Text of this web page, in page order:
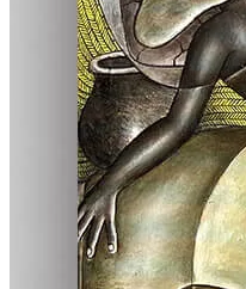
認識TingaTinga
藏家評價
部落格
關於凡卡